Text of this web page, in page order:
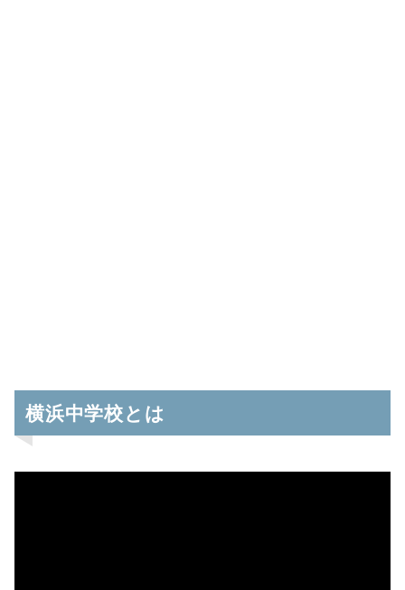
横浜中学校とは